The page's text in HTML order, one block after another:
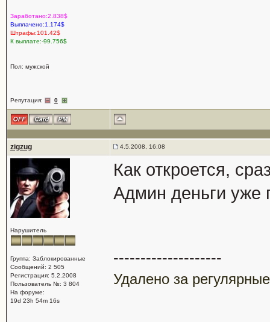
Заработано:2.838$
Выплачено:1.174$
Штрафы:101.42$
К выплате:-99.756$
Пол: мужской
Репутация: 0
zigzug 4.5.2008, 16:08
Нарушитель
Группа: Заблокированные
Сообщений: 2 505
Регистрация: 5.2.2008
Пользователь №: 3 804
На форуме:
19d 23h 54m 16s
Как откроется,
Админ деньги уже
--------------------
Удалено за